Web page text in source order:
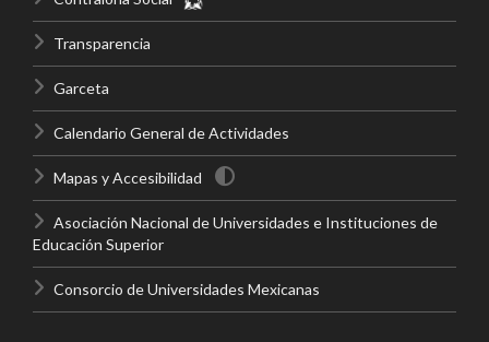
Transparencia
Garceta
Calendario General de Actividades
Mapas y Accesibilidad
Asociación Nacional de Universidades e Instituciones de
Educación Superior
Consorcio de Universidades Mexicanas